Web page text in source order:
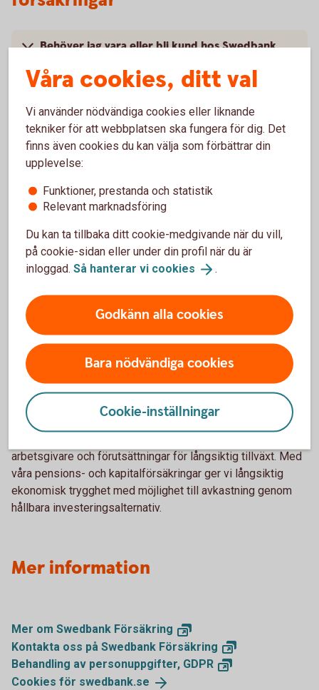
Behöver jag vara eller bli kund hos Swedbank
sparbankerna, ska jag logga in här eller i min
internetbank?
Jag har problem med mitt BankID och kan inte
logga in, vad gör jag?
Om Swedbank Försäkring
Swedbank Försäkring främjar hälsa och ekonomisk trygghet
för alla sina kunder. Med våra Trygga försäkringar får våra
kunder förutsättningar att kunna hantera sin ekonomi även
om något oförutsett händer. Våra tjänstepensionslösningar
hjälper våra företagskunder att skapa en trygghet för dem
arbetsgivare och förutsättningar för långsiktig tillväxt. Med
våra pensions- och kapitalförsäkringar ger vi långsiktig
ekonomisk trygghet med möjlighet till avkastning genom
hållbara investeringsalternativ.
Mer information
Mer om Swedbank Försäkring
Kontakta oss på Swedbank Försäkring
Behandling av personuppgifter, GDPR
Cookies för swedbank.se
Våra cookies, ditt val
Vi använder nödvändiga cookies eller liknande
tekniker för att webbplatsen ska fungera för dig. Det
finns även cookies du kan välja som förbättrar din
upplevelse:
Funktioner, prestanda och statistik
Relevant marknadsföring
Du kan ta tillbaka ditt cookie-medgivande när du vill,
på cookie-sidan eller under din profil när du är
inloggad. Så hanterar vi cookies .
Godkänn alla cookies
Bara nödvändiga cookies
Cookie-inställningar